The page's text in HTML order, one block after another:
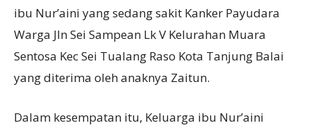
ibu Nur’aini yang sedang sakit Kanker Payudara
Warga Jln Sei Sampean Lk V Kelurahan Muara
Sentosa Kec Sei Tualang Raso Kota Tanjung Balai
yang diterima oleh anaknya Zaitun.
Dalam kesempatan itu, Keluarga ibu Nur’aini